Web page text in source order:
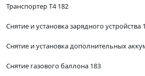
Транспортер Т4 182
Снятие и установка зарядного устройства
Снятие и установка дополнительных
Снятие газового баллона 183